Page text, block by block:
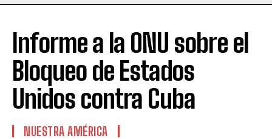
Informe a la ONU sobre el
Bloqueo de Estados
Unidos contra Cuba
NUESTRA AMÉRICA